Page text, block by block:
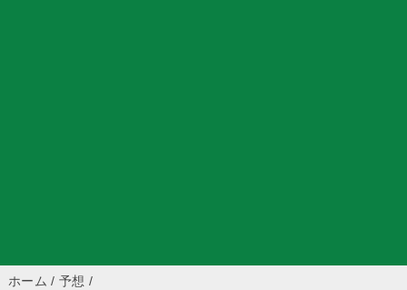
ホーム / 予想 /